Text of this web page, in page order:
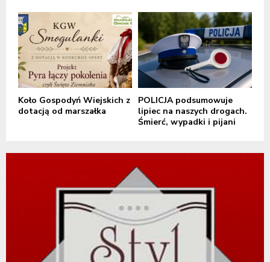
Koło Gospodyń Wiejskich z
dotacją od marszałka
POLICJA podsumowuje
lipiec na naszych drogach.
Śmierć, wypadki i pijani